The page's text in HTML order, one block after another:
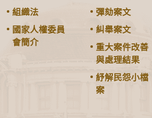
組織法
國家人權委員
會簡介
彈劾案文
糾舉案文
重大案件改善
與處理結果
紓解民怨小檔
案